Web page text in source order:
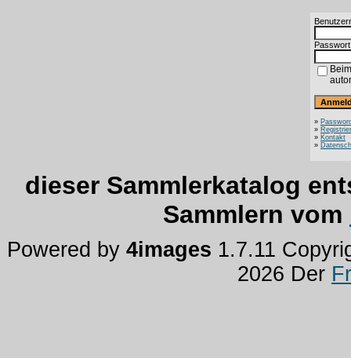
»
»
» Kontakt
»
dieser Sammlerkatalog
Sammlern vom
Powered by 4images 1.7.11
2026 Der